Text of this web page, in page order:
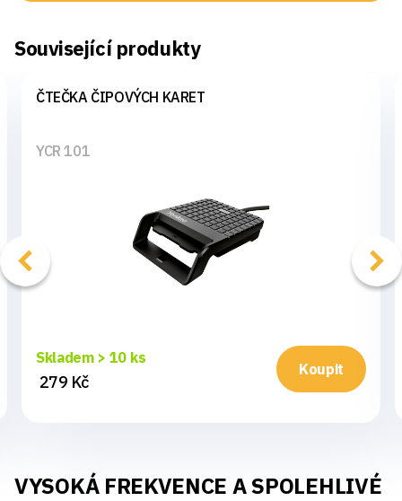
Související produkty
ČTEČKA ČIPOVÝCH KARET
YCR 101
Skladem > 10 ks
279 Kč
Koupit
VYSOKÁ FREKVENCE A SPOLEHLIVÉ